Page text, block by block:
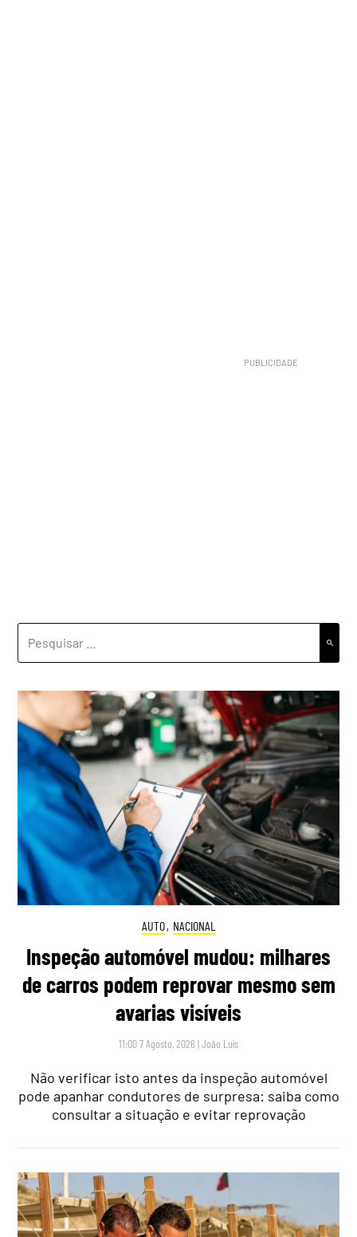
AUTO, NACIONAL
Inspeção automóvel mudou: milhares
de carros podem reprovar mesmo sem
avarias visíveis
11:00 7 Agosto, 2026 |João Luís
Não verificar isto antes da inspeção automóvel
pode apanhar condutores de surpresa: saiba como
consultar a situação e evitar reprovação